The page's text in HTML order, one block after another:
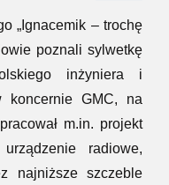
„Ignacemik – trochę
poznali sylwetkę
inżyniera i
koncernie GMC, na
m.in. projekt
radiowe,
najniższe szczeble